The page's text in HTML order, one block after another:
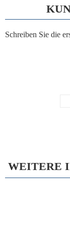
Schreiben Sie die
WEITERE